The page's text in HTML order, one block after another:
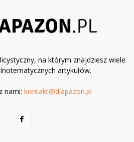
na którym znajdziesz wiele
artykułów.
nami: kontakt@diapazon.pl